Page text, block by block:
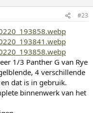
#23
1/3 Panther G van Rye
4 verschillende
dat is in gebruik.
binnenwerk van het